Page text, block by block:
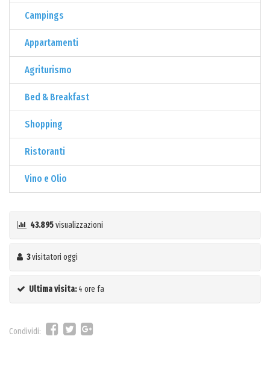
Campings
Appartamenti
Agriturismo
Bed & Breakfast
Shopping
Ristoranti
Vino e Olio
43.895visualizzazioni
3visitatori oggi
Ultima visita:4 ore fa
Condividi: